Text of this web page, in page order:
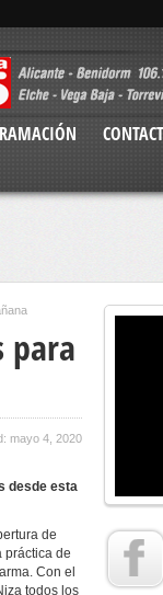
para
mayo 4, 2020
desde esta
de
práctica de
Con el
todos los